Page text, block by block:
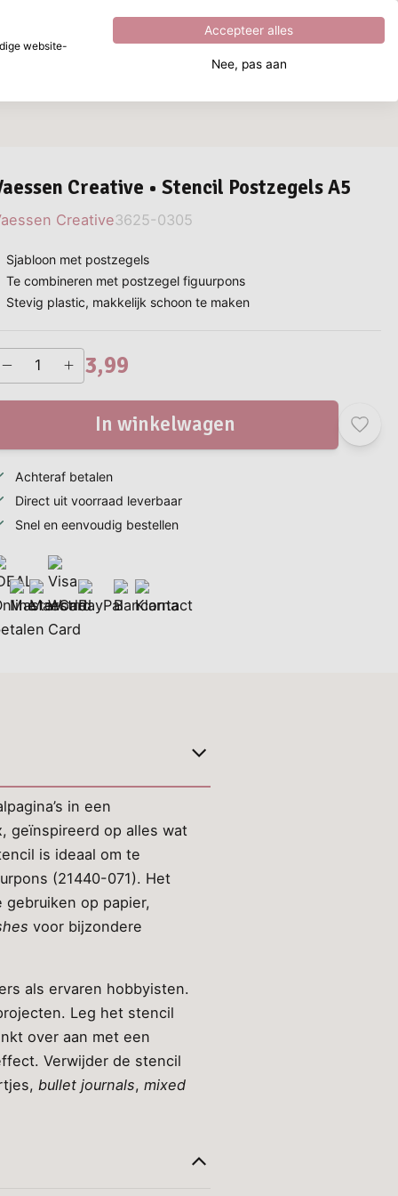
Uitstekend 4.8uit5
Creative • Stencil Postzegels A5
Creative3625-0305
Sjabloon met postzegels
Te combineren met postzegel figuurpons
Stevig plastic, makkelijk schoon te maken
3,99
In winkelwagen
Achteraf betalen
Direct uit voorraad leverbaar
Snel en eenvoudig bestellen
in een
geïnspireerd op alles wat
is ideaal om te
(21440-071). Het
op papier,
voor bijzondere
als ervaren hobbyisten.
Leg het stencil
over aan met een
Verwijder de stencil
bullet journals,mixed
website-
Accepteer alles
Nee, pas aan